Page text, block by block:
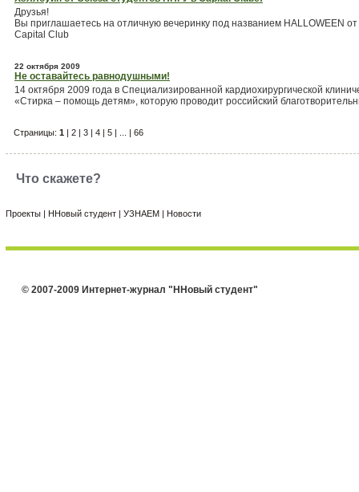
Друзья!
Вы приглашаетесь на отличную вечеринку под названием HALLOWEEN
Capital Club
22 октября 2009
Не оставайтесь равнодушными!
14 октября 2009 года в Специализированной кардиохирургической
«Стирка – помощь детям», которую проводит российский
Страницы: 1 2 3 4 5 ... 66
Что скажете?
Проекты | ННовый студент | УЗНАЕМ | Новости
© 2007-2009 Интернет-журнал "ННовый студент"